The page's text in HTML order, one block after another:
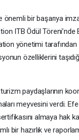
bir başarıya
ITB Ödül
yönetimi tarafından
özelliklerini
paydaşlarının
meyvesini verdi.
almaya hak
bir hazırlık ve